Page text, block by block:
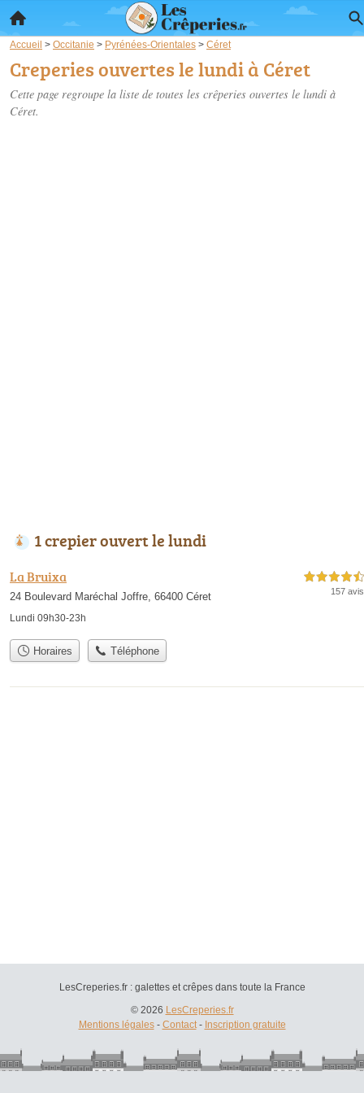
Accueil > Occitanie > Pyrénées-Orientales > Céret
Creperies ouvertes le lundi à Céret
Cette page regroupe la liste de toutes les crêperies ouvertes le lundi à
Céret.
1 crepier ouvert le lundi
La Bruixa
24 Boulevard Maréchal Joffre, 66400 Céret
Lundi 09h30-23h
4,5 étoiles sur 5
157 avis
Horaires Téléphone
LesCreperies.fr : galettes et crêpes dans toute la France
© 2026 LesCreperies.fr
Mentions légales- Contact- Inscription gratuite